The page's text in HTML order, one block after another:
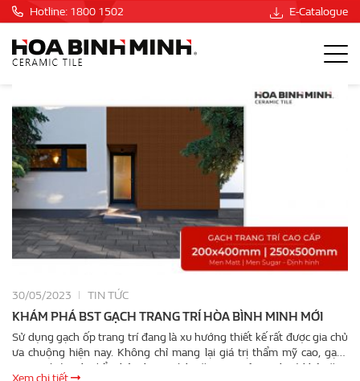
Hotline: 1800 1502 E-Catalogue
30/05/2023 TIN TỨC
KHÁM PHÁ BST GẠCH TRANG TRÍ HÒA BÌNH MINH MỚI
Sử dụng gạch ốp trang trí đang là xu hướng thiết kế rất được gia chủ
ưa chuộng hiện nay. Không chỉ mang lại giá trị thẩm mỹ cao, gạch
trang trí còn ghi điểm bởi nhưng tính năng ưu Việt. Gạch có khả năng